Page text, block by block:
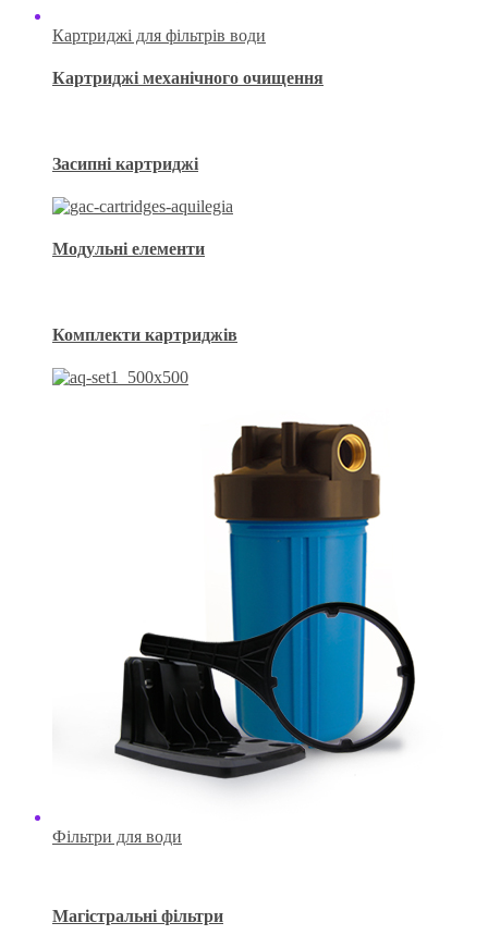
Картриджі для фільтрів води
Картриджі механічного очищення
Засипні картриджі
Модульні елементи
Комплекти картриджів
Фільтри для води
Магістральні фільтри